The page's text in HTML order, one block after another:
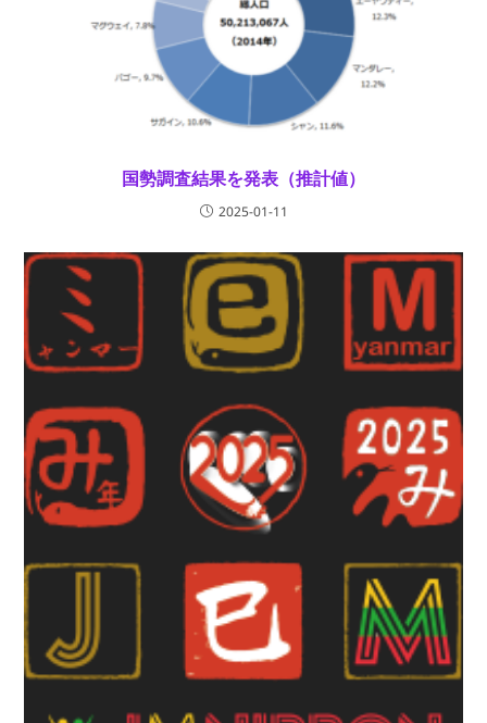
国勢調査結果を発表（推計値）
2025-01-11